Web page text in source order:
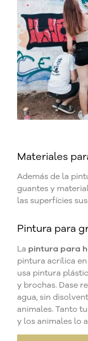
Materiales
Además de la
guantes y
las superfícies
Pintura para
La pintura para
pintura acrílica
usa pintura
y brochas. Dase
agua, sin
animales. Tanto
y los animales lo